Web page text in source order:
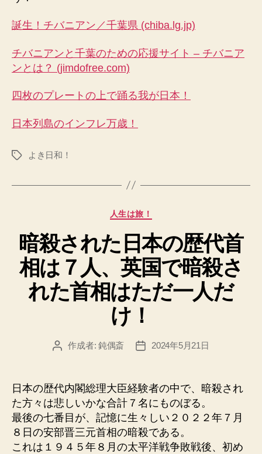
誕生！チバニアン／千葉県 (chiba.lg.jp)
チバニアンと千葉のための応援サイト – チバニア
ンとは？ (jimdofree.com)
四枚のプレートの上で踊る我が日本！
日本列島のインフレ万歳！
タ
よき日和！
カ
ゴ
リ
ー
人生は旅！
暗殺された日本の歴代首
相は７人、英国で暗殺さ
れた首相はただ一人だ
け！
投
作成者: 鈍偶斎
投
2024年5月21日
日本の歴代内閣総理大臣経験者の中で、暗殺され
た方々は悲しいかな合計７名にものぼる。
最後の七番目が、記憶に生々しい２０２２年７月
８日の安部晋三元首相の暗殺である。
これは１９４５年８月の太平洋戦争敗戦後、初め